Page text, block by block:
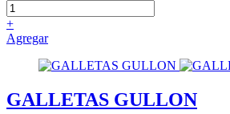
+
Agregar
GALLETAS GULLON